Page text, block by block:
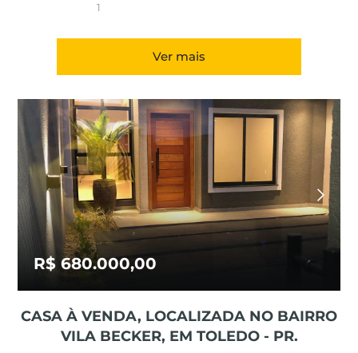
1
Ver mais
R$ 680.000,00
CASA À VENDA, LOCALIZADA NO BAIRRO
VILA BECKER, EM TOLEDO - PR.